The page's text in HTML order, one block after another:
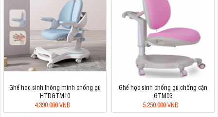
Ghế học sinh thông minh chống gù
HTDGTM10
4.390.000 VNĐ
Ghế học sinh chống gù chống cận
GTM03
5.250.000 VNĐ